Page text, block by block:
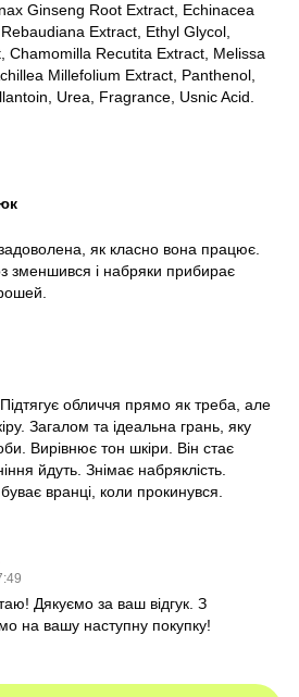
Ginseng Root Extract, Echinacea
Extract, Ethyl Glycol,
Chamomilla Recutita Extract, Melissa
Millefolium Extract, Panthenol,
Urea, Fragrance, Usnic Acid.
як класно вона працює.
зменшився і набряки прибирає
обличчя прямо як треба, але
Загалом та ідеальна грань, яку
Вирівнює тон шкіри. Він стає
йдуть. Знімає набряклість.
вранці, коли прокинувся.
Дякуємо за ваш відгук. З
на вашу наступну покупку!